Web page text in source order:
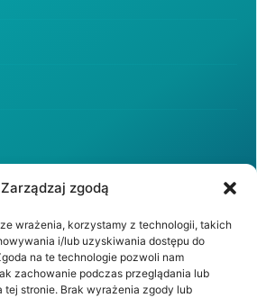
Zarządzaj zgodą
wrażenia, korzystamy z technologii, takich
i/lub uzyskiwania dostępu do
na te technologie pozwoli nam
zachowanie podczas przeglądania lub
stronie. Brak wyrażenia zgody lub